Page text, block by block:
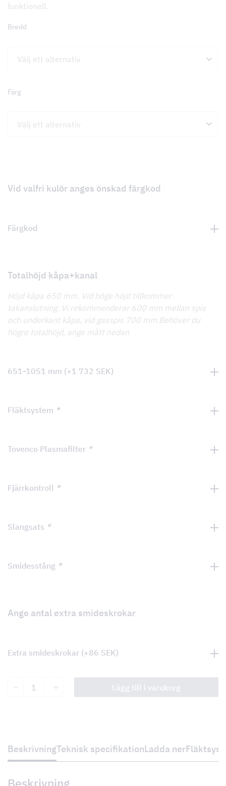
funktionell.
Bredd
Färg
Vid valfri kulör anges önskad färgkod
Färgkod
Totalhöjd kåpa+kanal
Höjd kåpa 650 mm. Vid höge höjd tillkommer
takanslutning. Vi rekommenderar 600 mm mellan spis
och underkant kåpa, vid gasspis 700 mm.Behöver du
högre totalhöjd, ange mått nedan
651-1051 mm (+1 732 SEK)
Fläktsystem *
Tovenco Plasmafilter *
Fjärrkontroll *
Slangsats *
Smidesstång *
Ange antal extra smideskrokar
Extra smideskrokar (+86 SEK)
Lägg till i varukorg
BeskrivningTeknisk specifikationLadda ner